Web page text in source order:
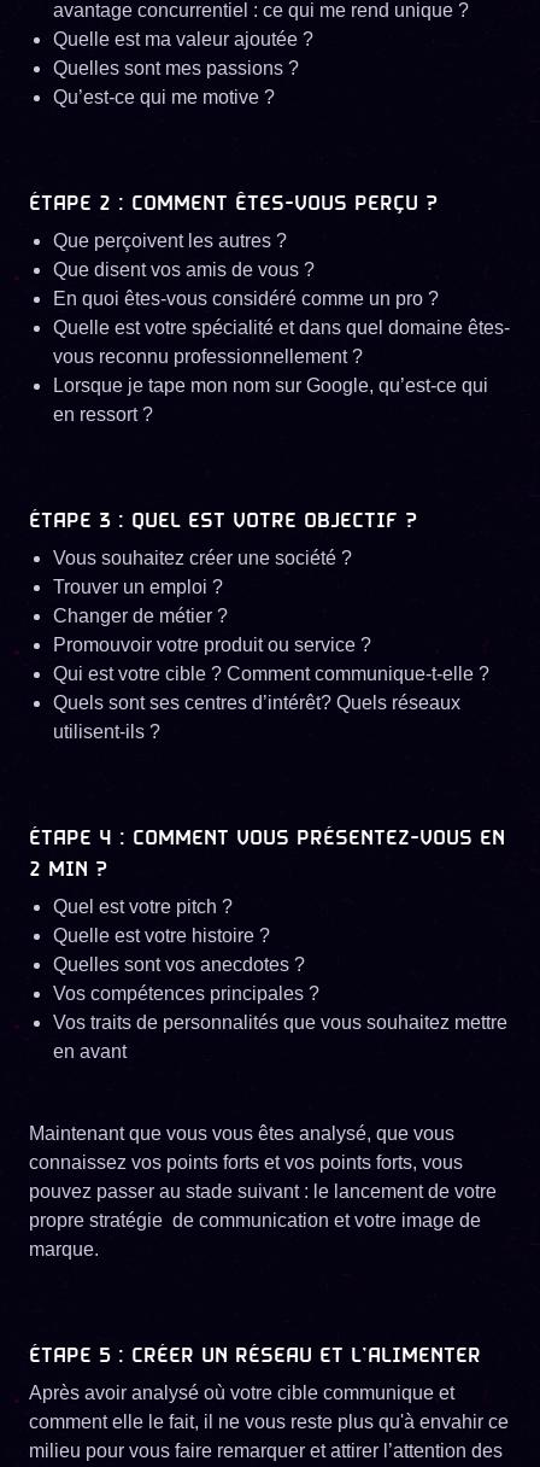
avantage concurrentiel : ce qui me rend unique ?
Quelle est ma valeur ajoutée ?
Quelles sont mes passions ?
Qu’est-ce qui me motive ?
ÉTAPE 2 : COMMENT ÊTES-VOUS PERÇU ?
Que perçoivent les autres ?
Que disent vos amis de vous ?
En quoi êtes-vous considéré comme un pro ?
Quelle est votre spécialité et dans quel domaine êtes-
vous reconnu professionnellement ?
Lorsque je tape mon nom sur Google, qu’est-ce qui
en ressort ?
ÉTAPE 3 : QUEL EST VOTRE OBJECTIF ?
Vous souhaitez créer une société ?
Trouver un emploi ?
Changer de métier ?
Promouvoir votre produit ou service ?
Qui est votre cible ? Comment communique-t-elle ?
Quels sont ses centres d’intérêt? Quels réseaux
utilisent-ils ?
ÉTAPE 4 : COMMENT VOUS PRÉSENTEZ-VOUS EN
2 MIN ?
Quel est votre pitch ?
Quelle est votre histoire ?
Quelles sont vos anecdotes ?
Vos compétences principales ?
Vos traits de personnalités que vous souhaitez mettre
en avant
Maintenant que vous vous êtes analysé, que vous
connaissez vos points forts et vos points forts, vous
pouvez passer au stade suivant : le lancement de votre
propre stratégie de communication et votre image de
marque.
ÉTAPE 5 : CRÉER UN RÉSEAU ET L’ALIMENTER
Après avoir analysé où votre cible communique et
comment elle le fait, il ne vous reste plus qu'à envahir ce
milieu pour vous faire remarquer et attirer l’attention des